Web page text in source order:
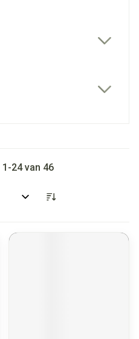
1 -24van 46